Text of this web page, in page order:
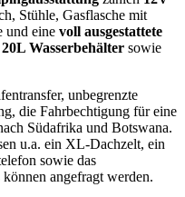
Stühle, Gasflasche mit
und eine voll ausgestattete
20L Wasserbehälter sowie
unbegrenzte
die Fahrbechtigung für eine
Südafrika und Botswana.
u.a. ein XL-Dachzelt, ein
sowie das
angefragt werden.